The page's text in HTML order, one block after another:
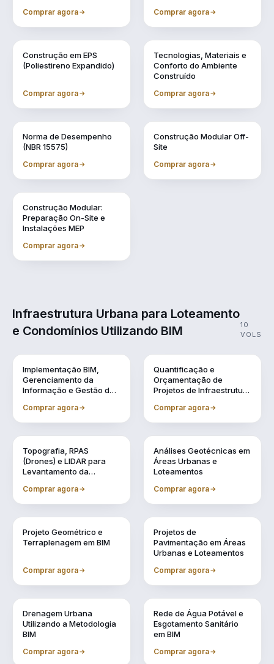
Comprar agora Comprar agora
Construção em EPS
(Poliestireno Expandido)
Comprar agora
Tecnologias, Materiais e
Conforto do Ambiente
Construído
Comprar agora
Norma de Desempenho
(NBR 15575)
Comprar agora
Construção Modular Off-
Site
Comprar agora
Construção Modular:
Preparação On-Site e
Instalações MEP
Comprar agora
Infraestrutura Urbana para Loteamento
e Condomínios Utilizando BIM
10
VOLS
Implementação BIM,
Gerenciamento da
Informação e Gestão de
Comprar agora
Quantificação e
Orçamentação de
Projetos de Infraestrutura
Comprar agora
Topografia, RPAS
(Drones) e LIDAR para
Levantamento da
Comprar agora
Vol. 3
Análises Geotécnicas em
Áreas Urbanas e
Loteamentos
Comprar agora
Projeto Geométrico e
Terraplenagem em BIM
Comprar agora
Projetos de
Pavimentação em Áreas
Urbanas e Loteamentos
Comprar agora
Drenagem Urbana
Utilizando a Metodologia
BIM
Comprar agora
Rede de Água Potável e
Esgotamento Sanitário
em BIM
Comprar agora